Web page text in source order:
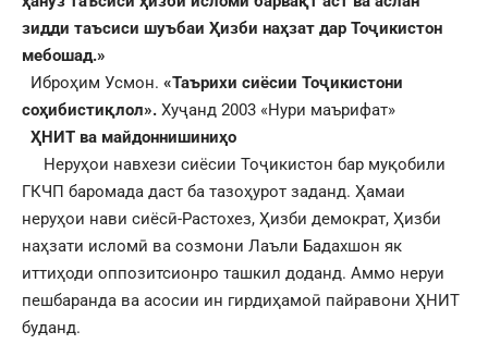
зидди таъсиси шуъбаи Ҳизби наҳзат дар Тоҷикистон
мебошад.»
Иброҳим Усмон. «Таърихи сиёсии Тоҷикистони
соҳибистиқлол». Хуҷанд 2003 «Нури маърифат»
ҲНИТ ва майдоннишиниҳо
Неруҳои навхези сиёсии Тоҷикистон бар муқобили
ГКЧП баромада даст ба тазоҳурот заданд. Ҳамаи
неруҳои нави сиёсӣ-Растохез, Ҳизби демократ, Ҳизби
наҳзати исломӣ ва созмони Лаъли Бадахшон як
иттиҳоди оппозитсионро ташкил доданд. Аммо неруи
пешбаранда ва асосии ин гирдиҳамоӣ пайравони ҲНИТ
буданд.